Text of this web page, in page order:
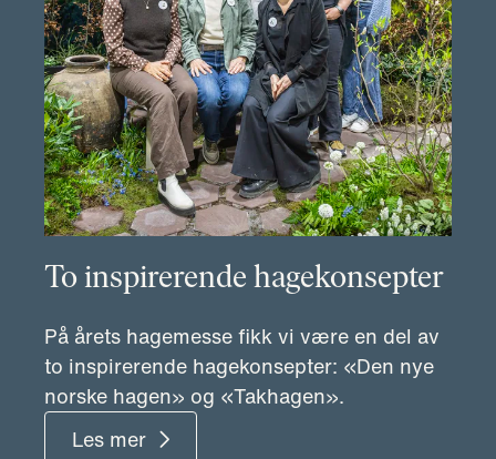
To inspirerende hagekonsepter
På årets hagemesse fikk vi være en del av
to inspirerende hagekonsepter: «Den nye
norske hagen» og «Takhagen».
Les mer